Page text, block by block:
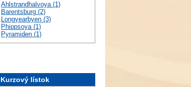
Ahlstrandhalvoya (1)
Barentsburg (2)
Longyearbyen (3)
Phippsoya (1)
Pyramiden (1)
Kurzový lístok